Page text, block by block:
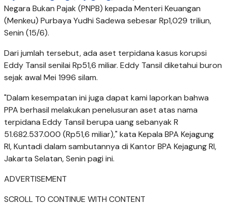
Negara Bukan Pajak (PNPB) kepada Menteri Keuangan
(Menkeu) Purbaya Yudhi Sadewa sebesar Rp1,029 triliun,
Senin (15/6).
Dari jumlah tersebut, ada aset terpidana kasus korupsi
Eddy Tansil senilai Rp51,6 miliar. Eddy Tansil diketahui buron
sejak awal Mei 1996 silam.
"Dalam kesempatan ini juga dapat kami laporkan bahwa
PPA berhasil melakukan penelusuran aset atas nama
terpidana Eddy Tansil berupa uang sebanyak R
51.682.537.000 (Rp51,6 miliar)," kata Kepala BPA Kejagung
RI, Kuntadi dalam sambutannya di Kantor BPA Kejagung RI,
Jakarta Selatan, Senin pagi ini.
ADVERTISEMENT
SCROLL TO CONTINUE WITH CONTENT